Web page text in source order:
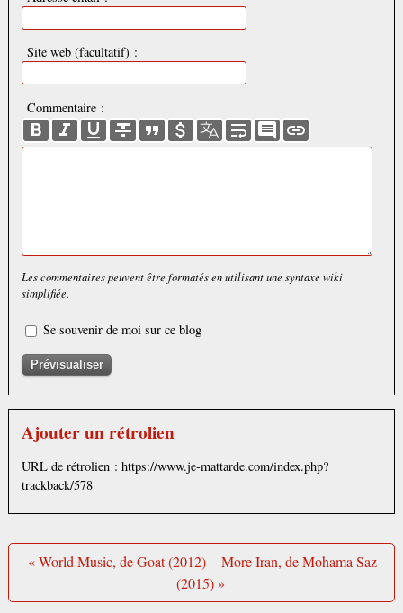
Site web (facultatif) :
Commentaire :
Les commentaires peuvent être formatés en utilisant une syntaxe wiki
simplifiée.
Se souvenir de moi sur ce blog
Ajouter un rétrolien
URL de rétrolien : https://www.je-mattarde.com/index.php?
trackback/578
« World Music, de Goat (2012) - More Iran, de Mohama Saz
(2015) »